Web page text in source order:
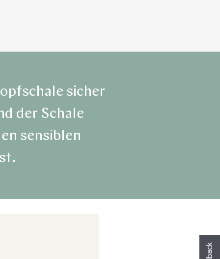
sicher
der Schale
sensiblen
Hast du heute gefunden, was du